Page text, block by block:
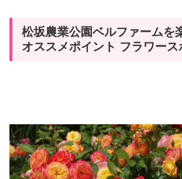
松坂農業公園ベルファームを
オススメポイント フラワース